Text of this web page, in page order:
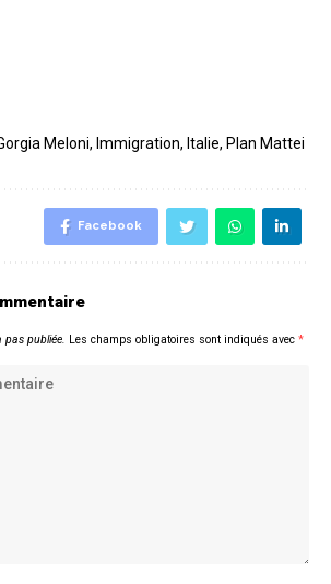
Meloni, Immigration, Italie, Plan Mattei
Facebook
pas publiée. Les champs obligatoires sont indiqués avec *